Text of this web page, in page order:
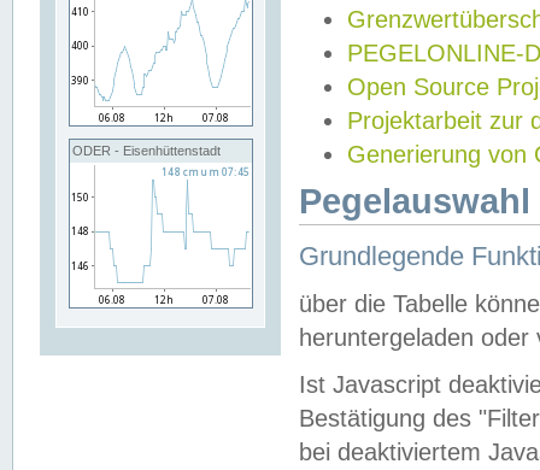
ODER - Eisenhüttenstadt
PEGELONLINE-
Open Source
Projektarbeit zur
Generierung von
Grundlegende
über die Tabelle
heruntergeladen oder
Ist Javascript
Bestätigung des
bei deaktiviertem